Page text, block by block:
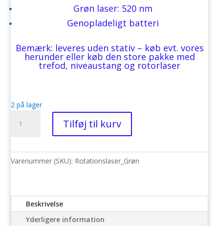
Grøn laser: 520 nm
Genopladeligt batteri
Bemærk: leveres uden stativ – køb evt. vores
herunder eller køb den store pakke med
trefod, niveaustang og rotorlaser
2 på lager
Rotationslaser
Grøn
Tilføj til kurv
Varenummer (SKU): Rotationslaser_Grøn
Beskrivelse
Yderligere information